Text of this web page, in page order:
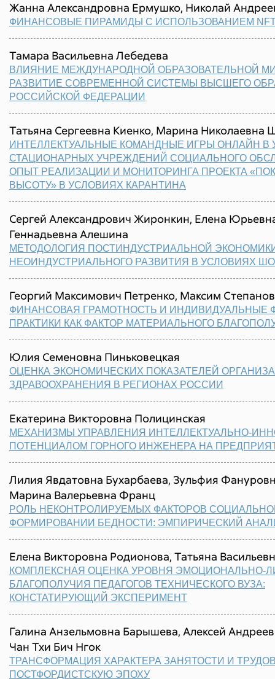
Жанна Александровна Ермушко, Николай
ФИНАНСОВЫЕ ПИРАМИДЫ С ИСПОЛЬЗОВАНИЕМ
Тамара Васильевна Лебедева
ВЛИЯНИЕ МЕЖДУНАРОДНОЙ ОБРАЗОВАТЕЛЬНОЙ
РАЗВИТИЕ СОВРЕМЕННОЙ СИСТЕМЫ ВЫСШЕГО
РОССИЙСКОЙ ФЕДЕРАЦИИ
Татьяна Сергеевна Киенко, Марина Николаевна
ИНТЕЛЛЕКТУАЛЬНЫЕ КОМАНДНЫЕ ИГРЫ ОНЛАЙН В
СТАЦИОНАРНЫХ УЧРЕЖДЕНИЙ СОЦИАЛЬНОГО
ОПЫТ РЕАЛИЗАЦИИ И МОНИТОРИНГА ПРОЕКТА
ВЫСОТУ» В УСЛОВИЯХ КАРАНТИНА
Сергей Александрович Жиронкин, Елена
Геннадьевна Алешина
МЕТОДОЛОГИЯ ПОСТИНДУСТРИАЛЬНОЙ
НЕОИНДУСТРИАЛЬНОГО РАЗВИТИЯ В УСЛОВИЯХ
Георгий Максимович Петренко, Максим
ФИНАНСОВАЯ ГРАМОТНОСТЬ И ИНДИВИДУАЛЬНЫЕ
ПРАКТИКИ КАК ФАКТОР МАТЕРИАЛЬНОГО
Юлия Семеновна Пиньковецкая
ОЦЕНКА ЭКОНОМИЧЕСКИХ ПОКАЗАТЕЛЕЙ
ЗДРАВООХРАНЕНИЯ В РЕГИОНАХ РОССИИ
Екатерина Викторовна Полицинская
МЕХАНИЗМЫ УПРАВЛЕНИЯ ИНТЕЛЛЕКТУАЛЬНО-
ПОТЕНЦИАЛОМ ГОРНОГО ИНЖЕНЕРА НА
Лилия Явдатовна Бухарбаева, Зульфия
Марина Валерьевна Франц
РОЛЬ НЕКОНТРОЛИРУЕМЫХ ФАКТОРОВ
ФОРМИРОВАНИИ БЕДНОСТИ: ЭМПИРИЧЕСКИЙ
Елена Викторовна Родионова, Татьяна
КОМПЛЕКСНАЯ ОЦЕНКА УРОВНЯ ЭМОЦИОНАЛЬНО-
БЛАГОПОЛУЧИЯ ПЕДАГОГОВ ТЕХНИЧЕСКОГО ВУЗА:
КОНСТАТИРУЮЩИЙ ЭКСПЕРИМЕНТ
Галина Анзельмовна Барышева, Алексей
Чан Тхи Бич Нгок
ТРАНСФОРМАЦИЯ ХАРАКТЕРА ЗАНЯТОСТИ И
ПОСТФОРДИСТСКУЮ ЭПОХУ